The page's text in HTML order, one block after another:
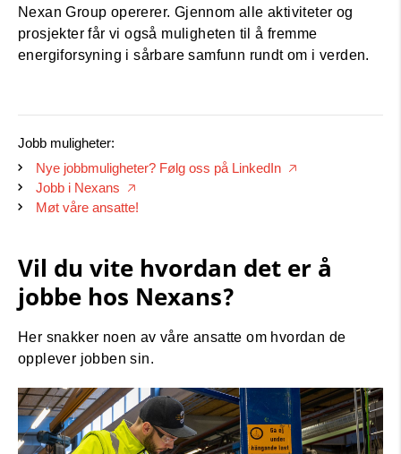
Nexan Group opererer. Gjennom alle aktiviteter og
prosjekter får vi også muligheten til å fremme
energiforsyning i sårbare samfunn rundt om i verden.
Jobb muligheter:
Nye jobbmuligheter? Følg oss på LinkedIn 🡥
Jobb i Nexans 🡥
Møt våre ansatte!
Vil du vite hvordan det er å
jobbe hos Nexans?
Her snakker noen av våre ansatte om hvordan de
opplever jobben sin.